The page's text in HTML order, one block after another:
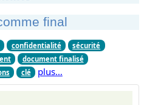
final
confidentialité
sécurité
document finalisé
clé plus…